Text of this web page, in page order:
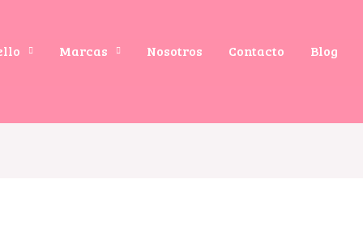
Marcas Nosotros Contacto
Blog